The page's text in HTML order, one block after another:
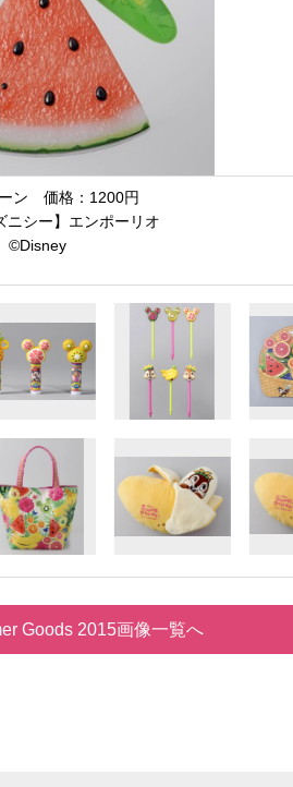
ン 価格：1200円
ニシー】エンポーリオ
©Disney
Goods 2015画像一覧へ